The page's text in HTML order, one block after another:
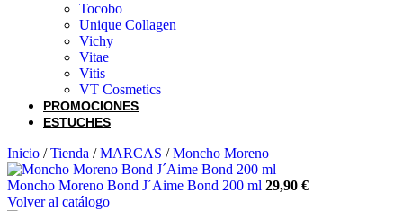
Tocobo
Unique Collagen
Vichy
Vitae
Vitis
VT Cosmetics
PROMOCIONES
ESTUCHES
Inicio / Tienda / MARCAS / Moncho Moreno
Moncho Moreno Bond J´Aime Bond 200 ml 29,90 €
Volver al catálogo